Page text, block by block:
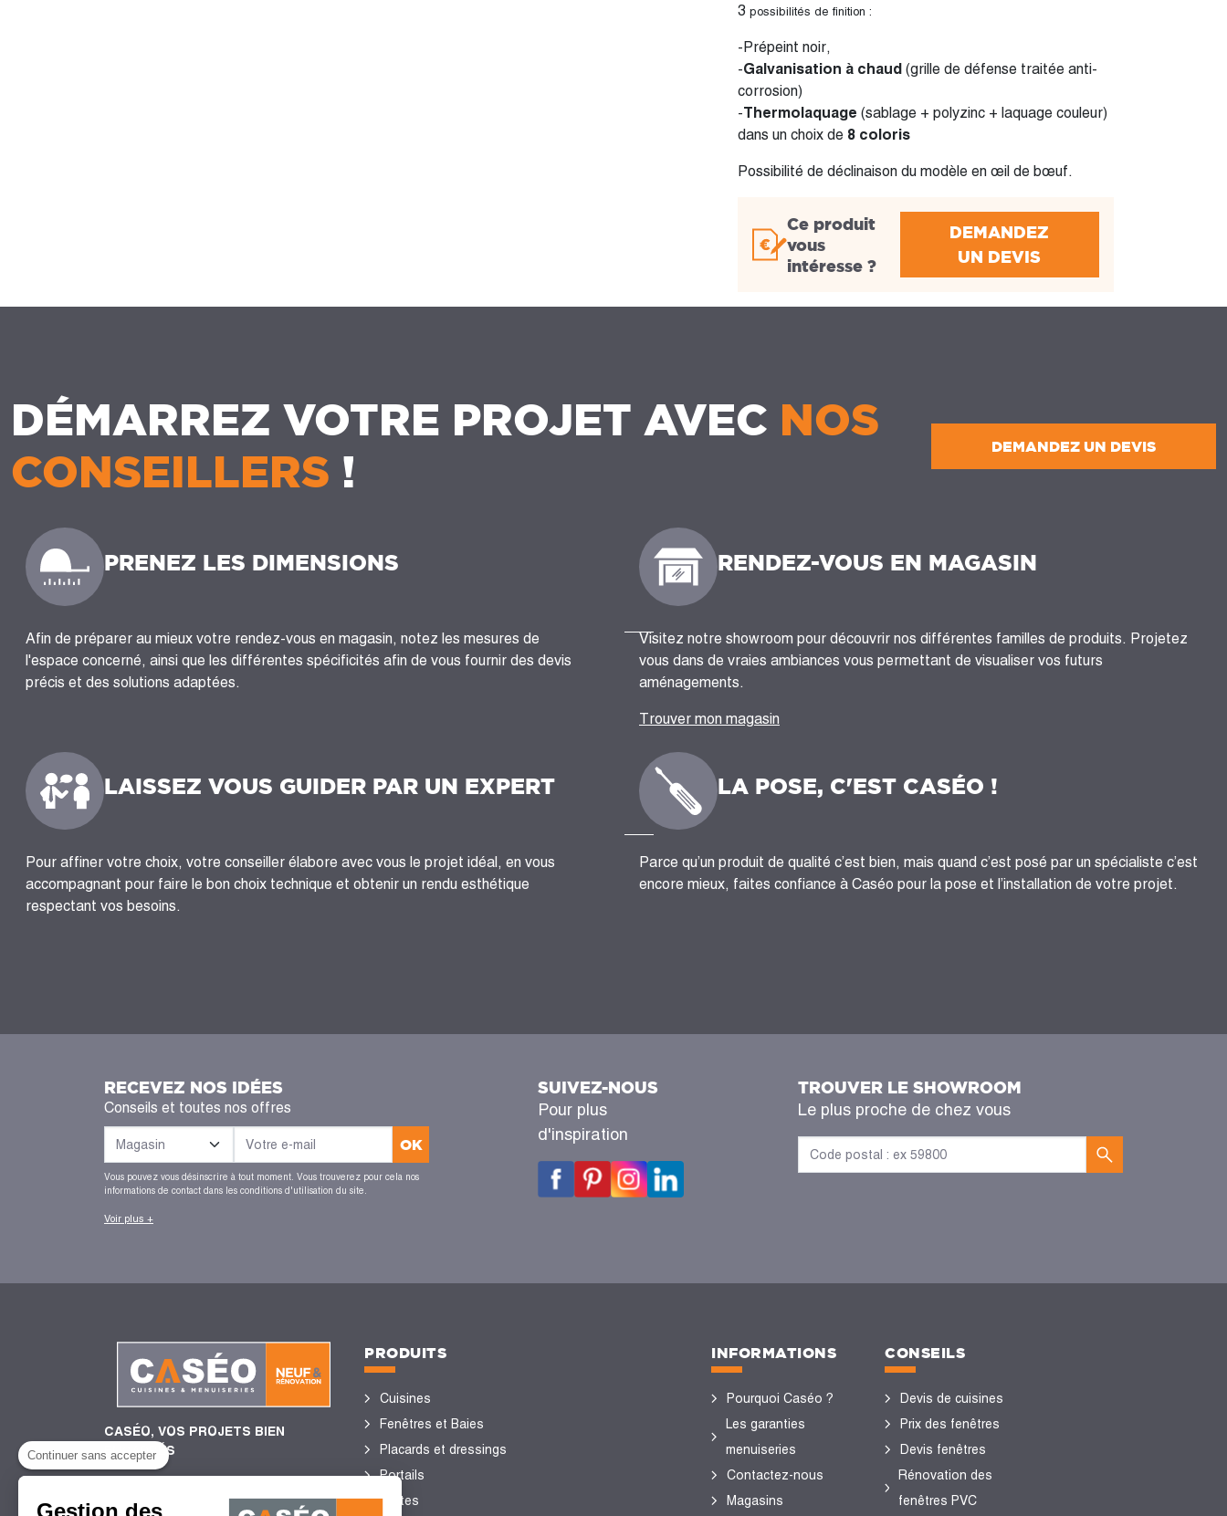
Continuer sans accepter
Gestion des
3 possibilités de finition :
-Prépeint noir,
-Galvanisation à chaud (grille de défense traitée anti-
corrosion)
-Thermolaquage (sablage + polyzinc + laquage couleur)
dans un choix de 8 coloris
Possibilité de déclinaison du modèle en œil de bœuf.
Ce produit
vous
intéresse ?
DEMANDEZ
UN DEVIS
DÉMARREZ VOTRE PROJET AVEC NOS
CONSEILLERS ! DEMANDEZ UN DEVIS
PRENEZ LES DIMENSIONS
Afin de préparer au mieux votre rendez-vous en magasin, notez les mesures de
l'espace concerné, ainsi que les différentes spécificités afin de vous fournir des devis
précis et des solutions adaptées.
RENDEZ-VOUS EN MAGASIN
Visitez notre showroom pour découvrir nos différentes familles de produits. Projetez
vous dans de vraies ambiances vous permettant de visualiser vos futurs
aménagements.
Trouver mon magasin
LAISSEZ VOUS GUIDER PAR UN EXPERT
Pour affiner votre choix, votre conseiller élabore avec vous le projet idéal, en vous
accompagnant pour faire le bon choix technique et obtenir un rendu esthétique
respectant vos besoins.
LA POSE, C'EST CASÉO !
Parce qu’un produit de qualité c’est bien, mais quand c’est posé par un spécialiste c’est
encore mieux, faites confiance à Caséo pour la pose et l’installation de votre projet.
RECEVEZ NOS IDÉES
Conseils et toutes nos offres
OK
Vous pouvez vous désinscrire à tout moment. Vous trouverez pour cela nos
informations de contact dans les conditions d'utilisation du site.
Voir plus +
SUIVEZ-NOUS
Pour plus
d'inspiration
TROUVER LE SHOWROOM
Le plus proche de chez vous
CASÉO, VOS PROJETS BIEN
ENCADRÉS
PRODUITS
Cuisines
Fenêtres et Baies
Placards et dressings
Portails
Portes
INFORMATIONS
Pourquoi Caséo ?
Les garanties
menuiseries
Contactez-nous
Magasins
CONSEILS
Devis de cuisines
Prix des fenêtres
Devis fenêtres
Rénovation des
fenêtres PVC